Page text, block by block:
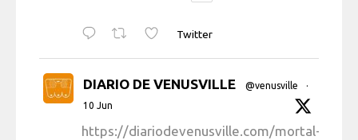
Twitter
DIARIO DE VENUSVILLE @venusville
·
10 Jun
https://diariodevenusville.com/mortal-